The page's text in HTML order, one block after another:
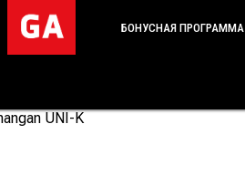
БОНУСНАЯ ПРОГРАММА
UNI-K